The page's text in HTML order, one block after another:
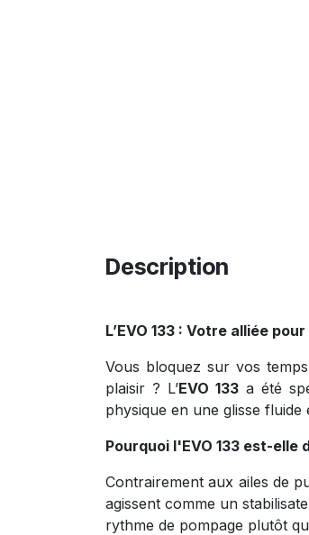
Description
L’EVO 133 : Votre alliée
Vous bloquez sur vos
plaisir ? L’EVO 133 a été
physique en une glisse fluide
Pourquoi l'EVO 133 est-elle
Contrairement aux ailes de
agissent comme un
rythme de pompage plutôt